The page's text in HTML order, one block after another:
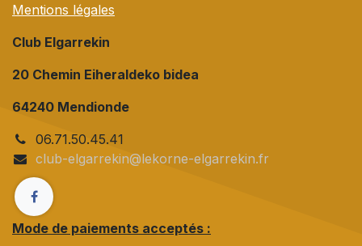
Mentions légales
Club Elgarrekin
20 Chemin Eiheraldeko bidea
64240 Mendionde
06.71.50.45.41
club-elgarrekin@lekorne-elgarrekin.fr
Mode de paiements acceptés :